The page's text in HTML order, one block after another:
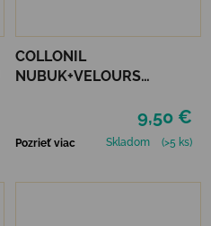
COLLONIL
NUBUK+VELOURS
9,50 €
Pozrieť viac Skladom (>5 ks)